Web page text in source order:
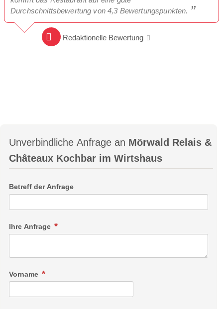
Durchschnittsbewertung von 4,3 Bewertungspunkten.
Redaktionelle Bewertung
Unverbindliche Anfrage an Mörwald Relais &
Châteaux Kochbar im Wirtshaus
Betreff der Anfrage
Ihre Anfrage
Vorname